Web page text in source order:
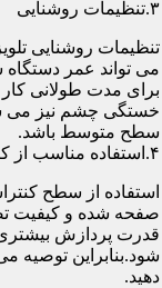
۳.تنظیمات روشنایی
می تواند عمر دستگاه
برای مدت طولانی
خستگی چشم نیز می
سطح متوسط باشد.
۴.استفاده مناسب از کنتراست
صفحه شده و کیفیت
قدرت پردازش
شود.بنابراین توصیه
دهید.